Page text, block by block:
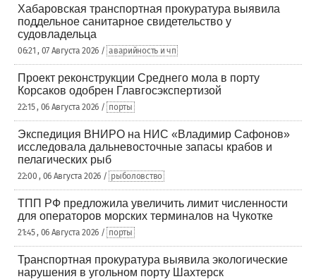
Хабаровская транспортная прокуратура выявила
поддельное санитарное свидетельство у
судовладельца
06:21 , 07 Августа 2026 / аварийность и чп
Проект реконструкции Среднего мола в порту
Корсаков одобрен Главгосэкспертизой
22:15 , 06 Августа 2026 / порты
Экспедиция ВНИРО на НИС «Владимир Сафонов»
исследовала дальневосточные запасы крабов и
пелагических рыб
22:00 , 06 Августа 2026 / рыболовство
ТПП РФ предложила увеличить лимит численности
для операторов морских терминалов на Чукотке
21:45 , 06 Августа 2026 / порты
Транспортная прокуратура выявила экологические
нарушения в угольном порту Шахтерск